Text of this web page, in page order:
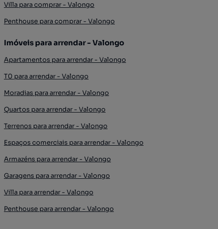
Villa para comprar - Valongo
Penthouse para comprar - Valongo
Imóveis para arrendar - Valongo
Apartamentos para arrendar - Valongo
T0 para arrendar - Valongo
Moradias para arrendar - Valongo
Quartos para arrendar - Valongo
Terrenos para arrendar - Valongo
Espaços comerciais para arrendar - Valongo
Armazéns para arrendar - Valongo
Garagens para arrendar - Valongo
Villa para arrendar - Valongo
Penthouse para arrendar - Valongo